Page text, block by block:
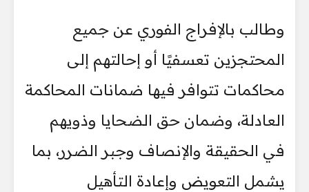
وطالب بالإفراج الفوري عن جميع
المحتجزين تعسفيًا أو إحالتهم إلى
محاكمات تتوافر فيها ضمانات المحاكمة
العادلة، وضمان حق الضحايا وذويهم
في الحقيقة والإنصاف وجبر الضرر، بما
يشمل التعويض وإعادة التأهيل